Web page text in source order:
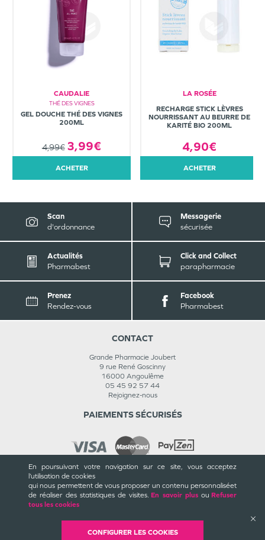
En poursuivant votre navigation sur ce site, vous acceptez
l’utilisation de cookies
qui nous permettent de vous proposer un contenu personnaliséet
de réaliser des statistiques de visites. En savoir plusou Refuser
tous les cookies
CONFIGURER LES COOKIES
CAUDALIE
THÉ DES VIGNES
GEL DOUCHE THÉ DES VIGNES
200ML
4,99€ 3,99€
ACHETER
LA ROSÉE
RECHARGE STICK LÈVRES
NOURRISSANT AU BEURRE DE
KARITÉ BIO 200ML
4,90€
ACHETER
Scan
d'ordonnance
Messagerie
sécurisée
Actualités
Pharmabest
Click and Collect
parapharmacie
Prenez
Rendez-vous
Facebook
Pharmabest
CONTACT
Grande Pharmacie Joubert
9 rue René Goscinny
16000 Angoulême
05 45 92 57 44
Rejoignez-nous
CGU / CGV
Rappels de produits
PAIEMENTS SÉCURISÉS